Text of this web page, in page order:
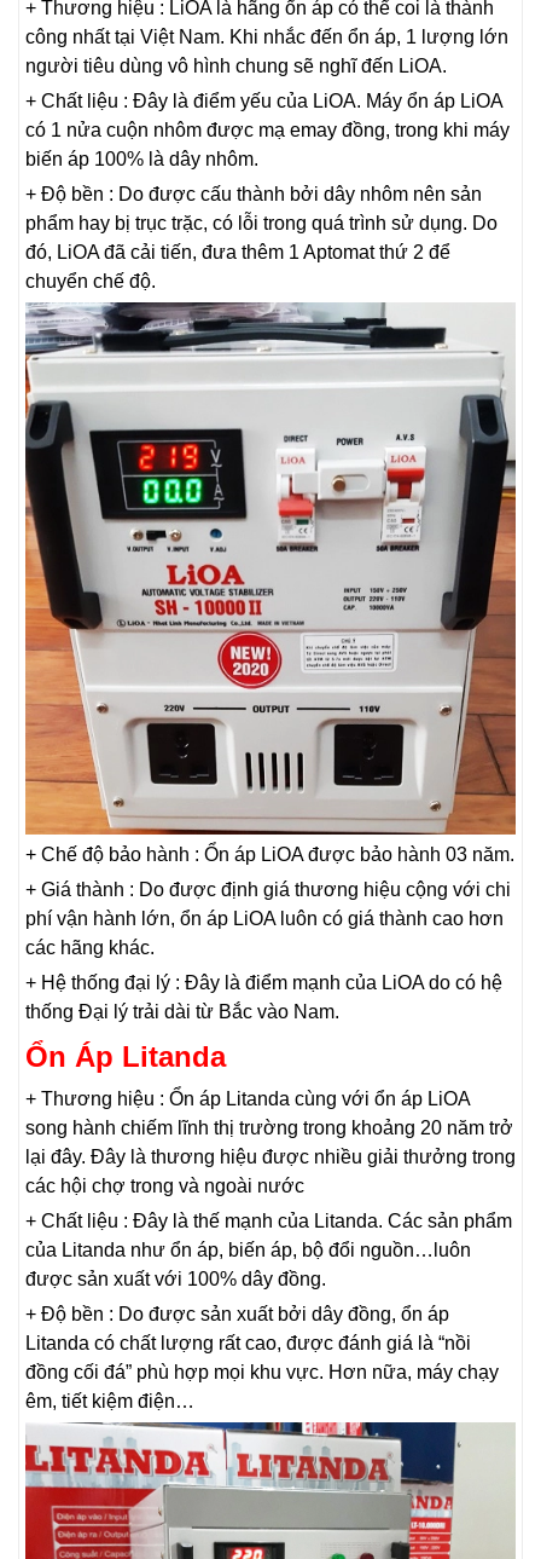
+ Thương hiệu : LiOA là hãng ổn áp có thể coi là thành
công nhất tại Việt Nam. Khi nhắc đến ổn áp, 1 lượng lớn
người tiêu dùng vô hình chung sẽ nghĩ đến LiOA.
+ Chất liệu : Đây là điểm yếu của LiOA. Máy ổn áp LiOA
có 1 nửa cuộn nhôm được mạ emay đồng, trong khi máy
biến áp 100% là dây nhôm.
+ Độ bền : Do được cấu thành bởi dây nhôm nên sản
phẩm hay bị trục trặc, có lỗi trong quá trình sử dụng. Do
đó, LiOA đã cải tiến, đưa thêm 1 Aptomat thứ 2 để
chuyển chế độ.
+ Chế độ bảo hành : Ổn áp LiOA được bảo hành 03 năm.
+ Giá thành : Do được định giá thương hiệu cộng với chi
phí vận hành lớn, ổn áp LiOA luôn có giá thành cao hơn
các hãng khác.
+ Hệ thống đại lý : Đây là điểm mạnh của LiOA do có hệ
thống Đại lý trải dài từ Bắc vào Nam.
Ổn Áp Litanda
+ Thương hiệu : Ổn áp Litanda cùng với ổn áp LiOA
song hành chiếm lĩnh thị trường trong khoảng 20 năm trở
lại đây. Đây là thương hiệu được nhiều giải thưởng trong
các hội chợ trong và ngoài nước
+ Chất liệu : Đây là thế mạnh của Litanda. Các sản phẩm
của Litanda như ổn áp, biến áp, bộ đổi nguồn…luôn
được sản xuất với 100% dây đồng.
+ Độ bền : Do được sản xuất bởi dây đồng, ổn áp
Litanda có chất lượng rất cao, được đánh giá là “nồi
đồng cối đá” phù hợp mọi khu vực. Hơn nữa, máy chạy
êm, tiết kiệm điện…